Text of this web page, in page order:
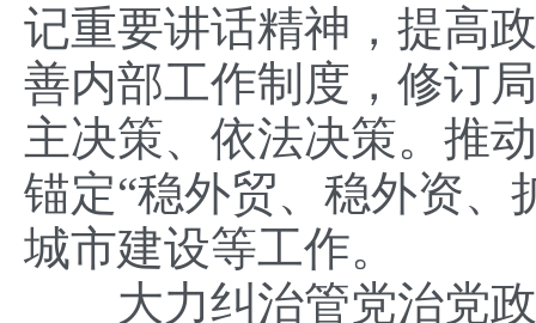
记重要讲话精神，提高
善内部工作制度，修订
主决策、依法决策。推
锚定“稳外贸、稳外资、
城市建设等工作。
大力纠治管党治党政